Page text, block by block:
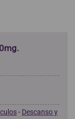
- Descanso y